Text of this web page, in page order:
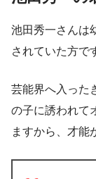
池田秀一さんは
されていた方で
芸能界へ入った
の子に誘われて
ますから、才能